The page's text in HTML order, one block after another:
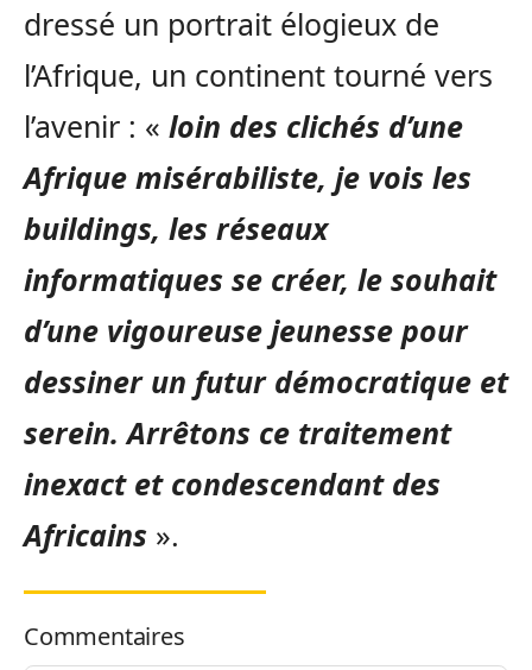
dressé un portrait élogieux de
l’Afrique, un continent tourné vers
l’avenir : « loin des clichés d’une
Afrique misérabiliste, je vois les
buildings, les réseaux
informatiques se créer, le souhait
d’une vigoureuse jeunesse pour
dessiner un futur démocratique et
serein. Arrêtons ce traitement
inexact et condescendant des
Africains ».
Commentaires